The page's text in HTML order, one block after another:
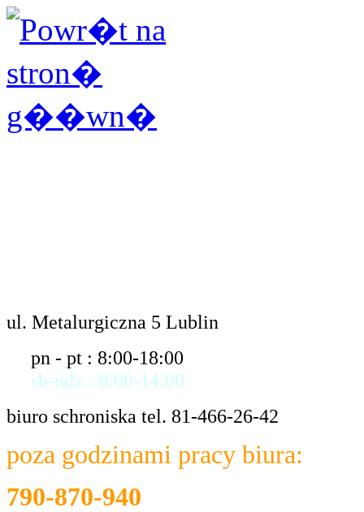
ul. Metalurgiczna 5 Lublin
pn - pt : 8:00-18:00
sb-ndz : 8:00-14:00
biuro schroniska tel. 81-466-26-42
poza godzinami pracy biura:
790-870-940